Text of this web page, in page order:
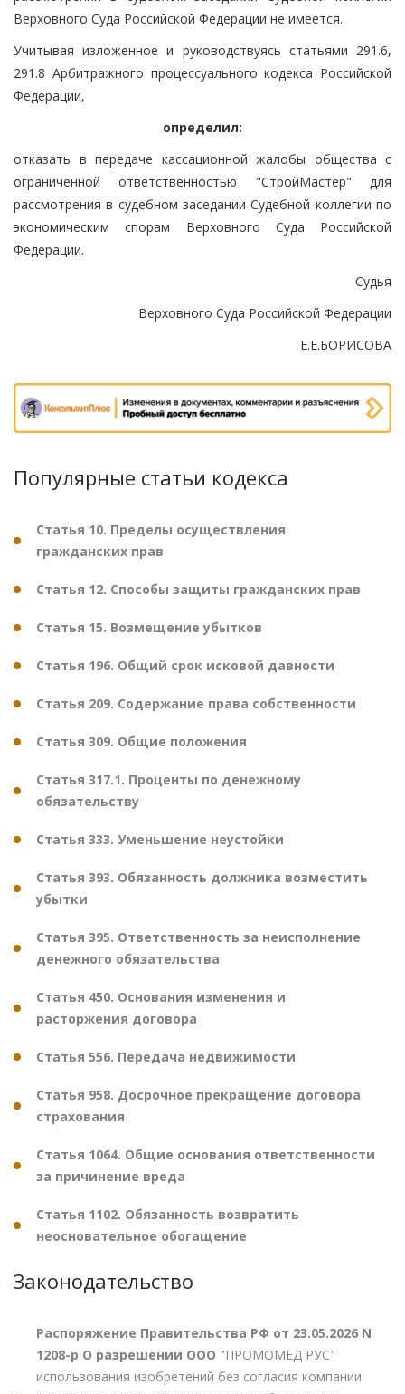
Верховного Суда Российской Федерации не имеется.
Учитывая изложенное и руководствуясь статьями 291.6,
291.8 Арбитражного процессуального кодекса Российской
Федерации,
определил:
отказать в передаче кассационной жалобы общества с
ограниченной ответственностью "СтройМастер" для
рассмотрения в судебном заседании Судебной коллегии по
экономическим спорам Верховного Суда Российской
Федерации.
Судья
Верховного Суда Российской Федерации
Е.Е.БОРИСОВА
Популярные статьи кодекса
Статья 10. Пределы осуществления
гражданских прав
Статья 12. Способы защиты гражданских прав
Статья 15. Возмещение убытков
Статья 196. Общий срок исковой давности
Статья 209. Содержание права собственности
Статья 309. Общие положения
Статья 317.1. Проценты по денежному
обязательству
Статья 333. Уменьшение неустойки
Статья 393. Обязанность должника возместить
убытки
Статья 395. Ответственность за неисполнение
денежного обязательства
Статья 450. Основания изменения и
расторжения договора
Статья 556. Передача недвижимости
Статья 958. Досрочное прекращение договора
страхования
Статья 1064. Общие основания ответственности
за причинение вреда
Статья 1102. Обязанность возвратить
неосновательное обогащение
Законодательство
Распоряжение Правительства РФ от 23.05.2026 N
1208-р О разрешении ООО "ПРОМОМЕД РУС"
использования изобретений без согласия компании